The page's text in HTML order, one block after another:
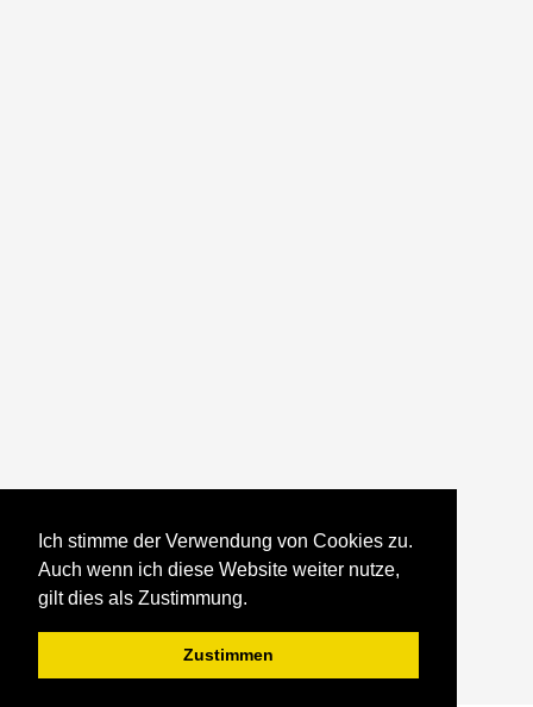
Ich stimme der Verwendung von Cookies zu.
Auch wenn ich diese Website weiter nutze,
gilt dies als Zustimmung.
Zustimmen